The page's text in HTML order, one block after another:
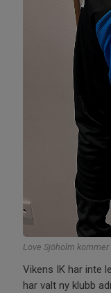
Love Sjöholm
Vikens IK har inte
har valt ny klubb